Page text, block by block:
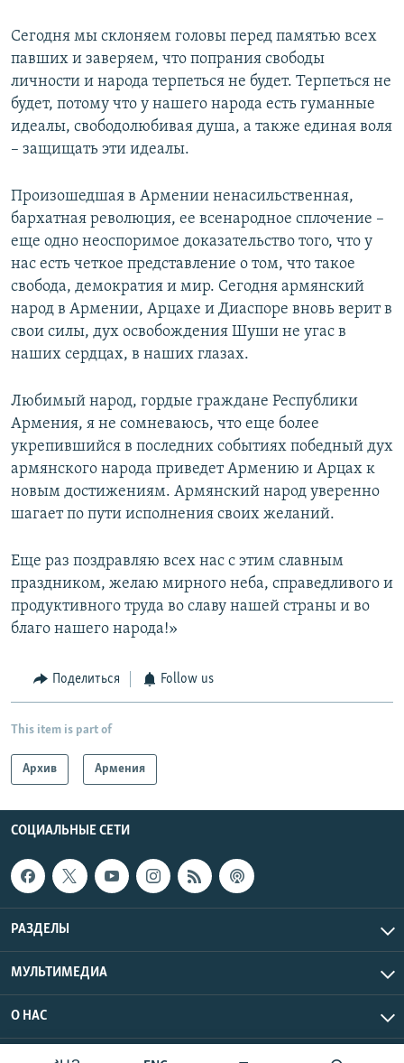
Сегодня мы склоняем головы перед памятью всех
павших и заверяем, что попрания свободы
личности и народа терпеться не будет. Терпеться не
будет, потому что у нашего народа есть гуманные
идеалы, свободолюбивая душа, а также единая воля
– защищать эти идеалы.
Произошедшая в Армении ненасильственная,
бархатная революция, ее всенародное сплочение –
еще одно неоспоримое доказательство того, что у
нас есть четкое представление о том, что такое
свобода, демократия и мир. Сегодня армянский
народ в Армении, Арцахе и Диаспоре вновь верит в
свои силы, дух освобождения Шуши не угас в
наших сердцах, в наших глазах.
Любимый народ, гордые граждане Республики
Армения, я не сомневаюсь, что еще более
укрепившийся в последних событиях победный дух
армянского народа приведет Армению и Арцах к
новым достижениям. Армянский народ уверенно
шагает по пути исполнения своих желаний.
Еще раз поздравляю всех нас с этим славным
праздником, желаю мирного неба, справедливого и
продуктивного труда во славу нашей страны и во
благо нашего народа!»
Поделиться Follow us
This item is part of
Архив Армения
СОЦИАЛЬНЫЕ СЕТИ
РАЗДЕЛЫ
МУЛЬТИМЕДИА
О НАС